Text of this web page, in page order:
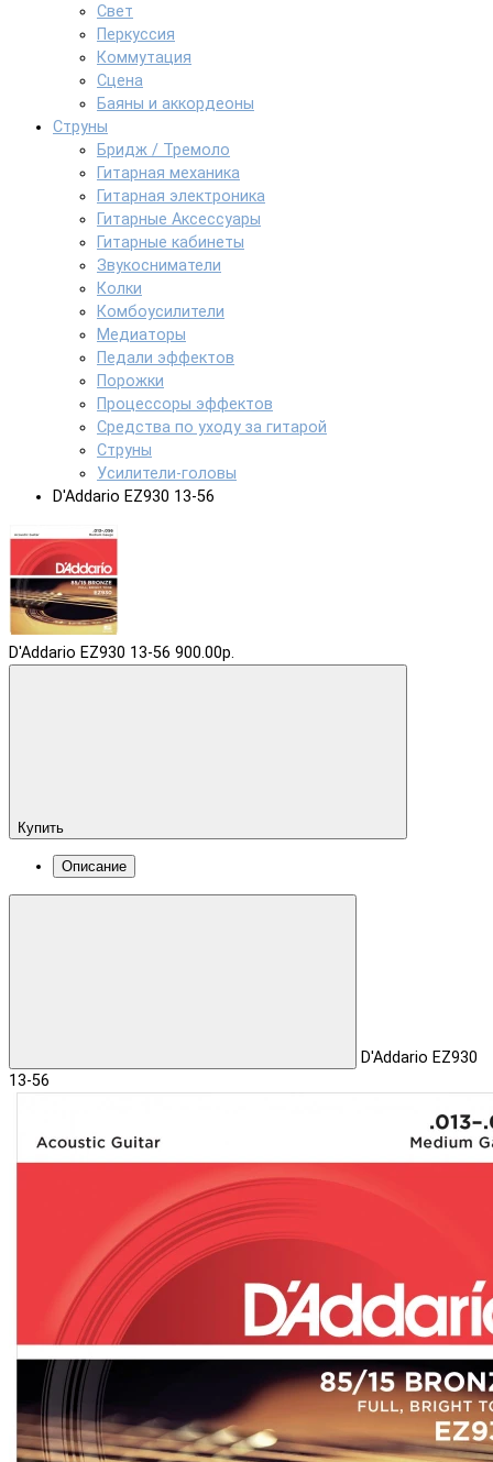
Свет
Перкуссия
Коммутация
Сцена
Баяны и аккордеоны
Струны
Бридж / Тремоло
Гитарная механика
Гитарная электроника
Гитарные Аксессуары
Гитарные кабинеты
Звукосниматели
Колки
Комбоусилители
Медиаторы
Педали эффектов
Порожки
Процессоры эффектов
Средства по уходу за гитарой
Струны
Усилители-головы
D'Addario EZ930 13-56
D'Addario EZ930 13-56 900.00р.
Купить
Описание
D'Addario EZ930
13-56